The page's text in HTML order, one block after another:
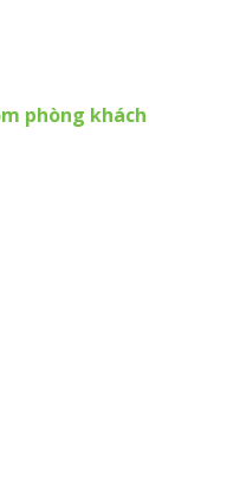
phòng khách